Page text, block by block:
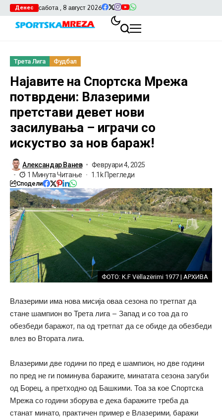
Денес сабота , 8 август 2026
Трета Лига Фудбал
Најавите на Спортска Мрежа
потврдени: Влазерими
претстави девет нови
засилувања – играчи со
искуство за нов бараж!
Александар Ванев
Февруари 4, 2025
1 Минута Читање
1.1k Прегледи
Сподели
ФОТО: K.F Vëllazërimi 1977 | АРХИВА
Влазерими има нова мисија оваа сезона по третпат да
стане шампион во Трета лига – Запад и со тоа да го
обезбеди баражот, па од третпат да се обиде да обезбеди
влез во Втората лига.
Влазерими две години по пред е шампион, но две години
по пред не ги поминува баражите, минатата сезона загуби
од Борец, а претходно од Башкими. Тоа за кое Спортска
Мрежа со години зборува е дека баражите треба да
станат минато, практичен пример е Влазерими, баражи